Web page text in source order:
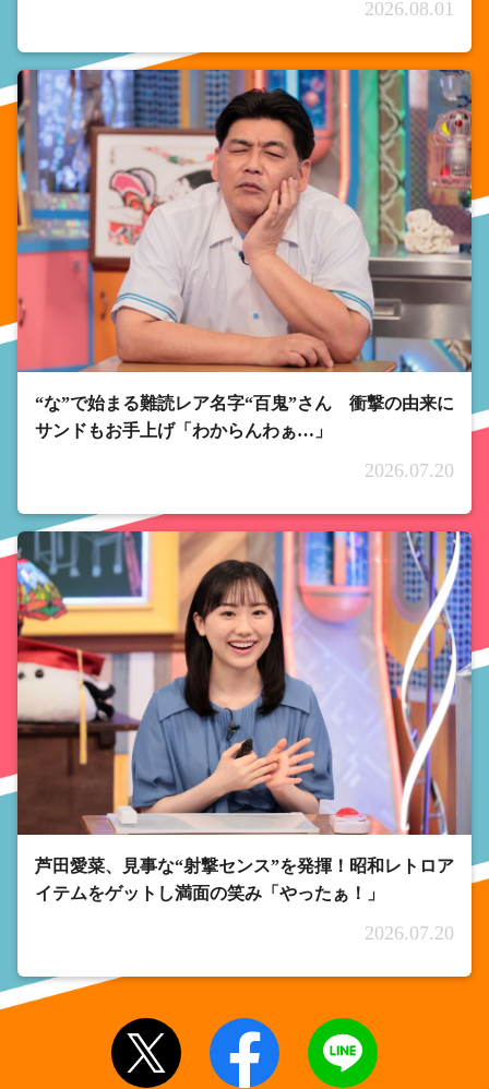
2026.08.01
“な”で始まる難読レア名字“百鬼”さん 衝撃の由来に
サンドもお手上げ「わからんわぁ…」
2026.07.20
芦田愛菜、見事な“射撃センス”を発揮！昭和レトロア
イテムをゲットし満面の笑み「やったぁ！」
2026.07.20